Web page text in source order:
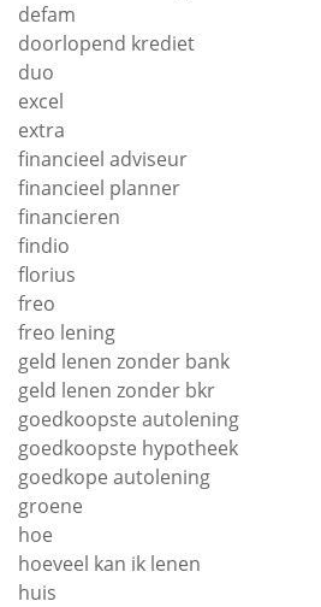
defam
doorlopend krediet
duo
excel
extra
financieel adviseur
financieel planner
financieren
findio
florius
freo
freo lening
geld lenen zonder bank
geld lenen zonder bkr
goedkoopste autolening
goedkoopste hypotheek
goedkope autolening
groene
hoe
hoeveel kan ik lenen
huis